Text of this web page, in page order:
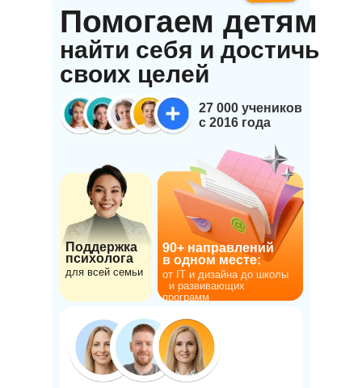
найти себя и достичь
своих целей
Помогаем детям
90+ направлений
в одном месте:
от IT и дизайна до школы
и развивающих
программ
Поддержка
психолога
для всей семьи
27 000 учеников
c 2016 года